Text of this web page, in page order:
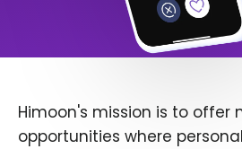
Himoon's mission is to offer
opportunities where